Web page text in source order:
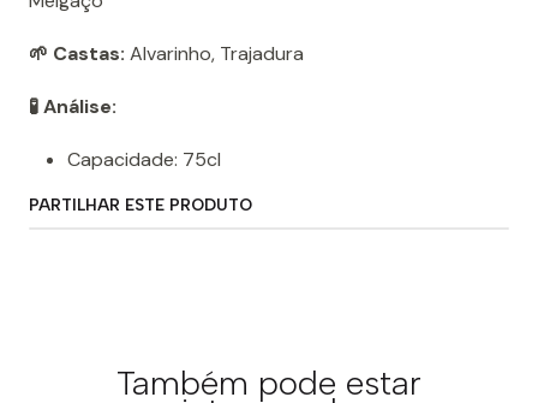
🌱 Castas: Alvarinho, Trajadura
🧪 Análise:
Capacidade: 75cl
PARTILHAR ESTE PRODUTO
Também pode estar